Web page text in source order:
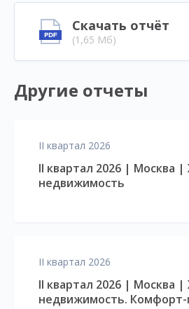
Скачать отчёт
(1,65 Мб)
Другие отчеты
II квартал 2026
II квартал 2026 | Москва
недвижимость
II квартал 2026
II квартал 2026 | Москва
недвижимость. Комфорт-